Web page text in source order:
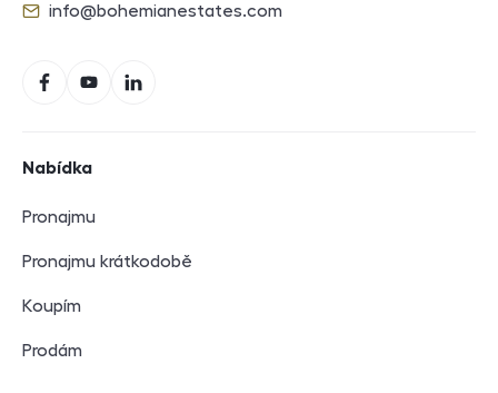
E-mail
info@bohemianestates.com
FacebookYouTubeLinkedIn
Nabídka
Pronajmu
Pronajmu krátkodobě
Koupím
Prodám